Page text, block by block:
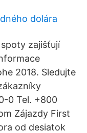
dolára
zajišťují
2018. Sledujte
0 Tel. +800
Zájazdy First
od desiatok